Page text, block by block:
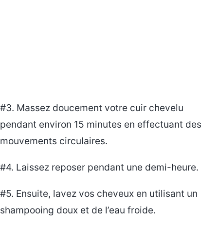
#3. Massez doucement votre cuir chevelu
pendant environ 15 minutes en effectuant des
mouvements circulaires.
#4. Laissez reposer pendant une demi-heure.
#5. Ensuite, lavez vos cheveux en utilisant un
shampooing doux et de l’eau froide.